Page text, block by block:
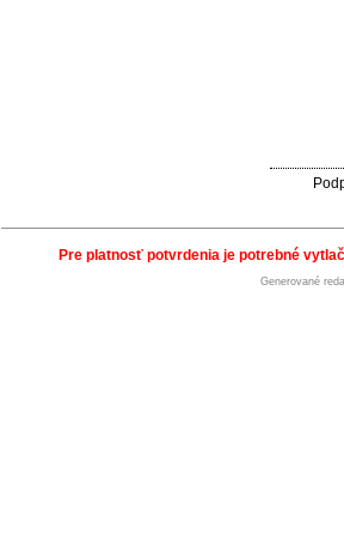
Pre platnosť potvrdenia je potrebné
Generované